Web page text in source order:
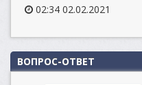
02:34 02.02.2021
ВОПРОС-ОТВЕТ